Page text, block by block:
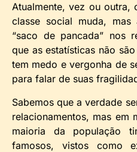
Atualmente, vez ou outra,
classe social muda, mas
“saco de pancada” nos
que as estatísticas não
tem medo e vergonha de
para falar de suas
Sabemos que a verdade
relacionamentos, mas em
maioria da população
famosos, vistos como